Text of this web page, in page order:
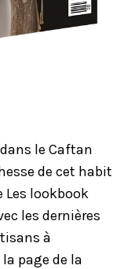
le Caftan
de cet habit
lookbook
les dernières
à
page de la